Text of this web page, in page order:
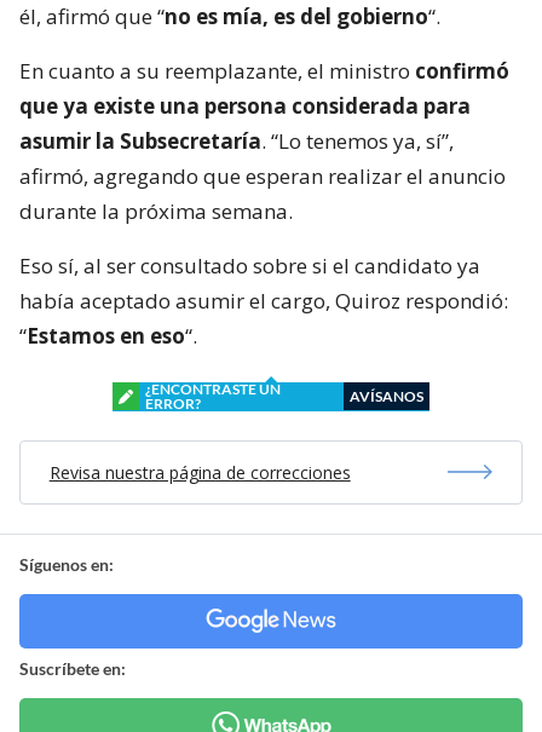
él, afirmó que “no es mía, es del gobierno“.
En cuanto a su reemplazante, el ministro confirmó
que ya existe una persona considerada para
asumir la Subsecretaría. “Lo tenemos ya, sí”,
afirmó, agregando que esperan realizar el anuncio
durante la próxima semana.
Eso sí, al ser consultado sobre si el candidato ya
había aceptado asumir el cargo, Quiroz respondió:
“Estamos en eso“.
¿ENCONTRASTE UN
ERROR?
AVÍSANOS
Revisa nuestra página de correcciones
Síguenos en:
Suscríbete en: